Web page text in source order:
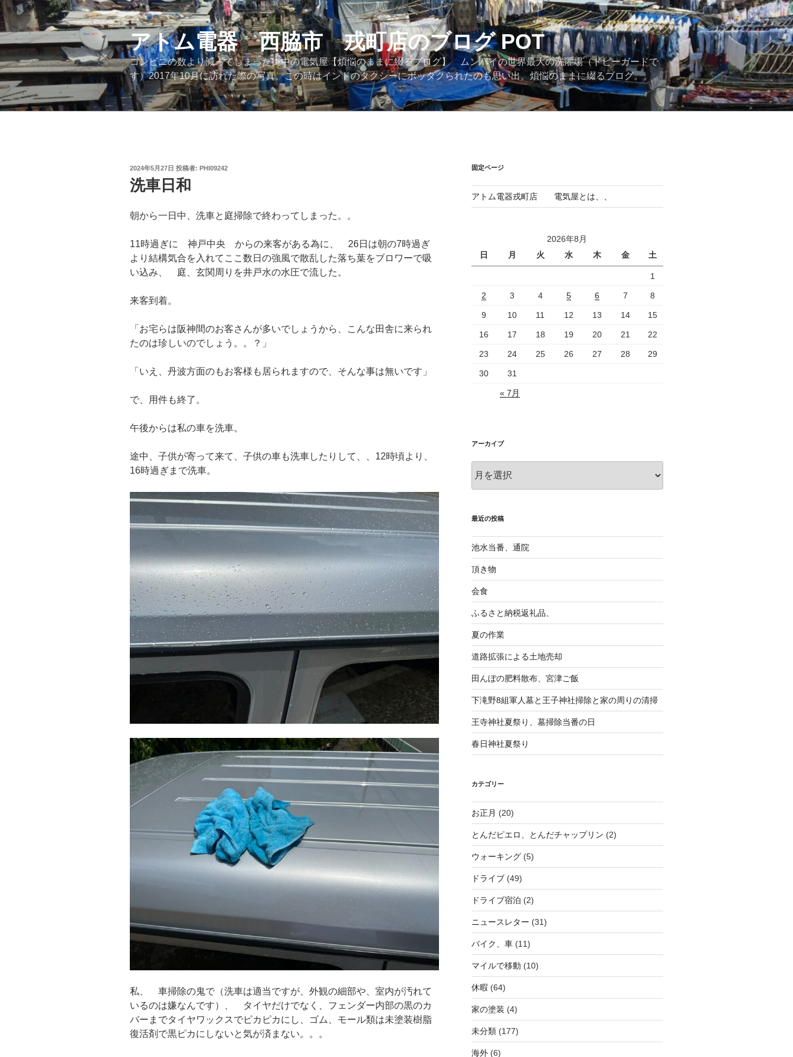
コ
ン
テ
ン
ツ
へ
ス
キ
アトム電器 西脇市 戎町店のブログ POT
コンビニの数より減ってしまった街中の電気屋【煩悩のままに綴るブログ】 ムンバイの世界最大の洗濯場（ドビーガードで
す）2017年10月に訪れた際の写真。この時はインドのタクシーにボッタクられたのも思い出。煩悩のままに綴るブログ。。。
投
稿
日:
2024年5月27日 投稿者: PHI09242
洗車日和
朝から一日中、洗車と庭掃除で終わってしまった。。
11時過ぎに 神戸中央 からの来客がある為に、 26日は朝の7時過ぎ
より結構気合を入れてここ数日の強風で散乱した落ち葉をブロワーで吸
い込み、 庭、玄関周りを井戸水の水圧で流した。
来客到着。
「お宅らは阪神間のお客さんが多いでしょうから、こんな田舎に来られ
たのは珍しいのでしょう。。？」
「いえ、丹波方面のもお客様も居られますので、そんな事は無いです」
で、用件も終了。
午後からは私の車を洗車。
途中、子供が寄って来て、子供の車も洗車したりして、、12時頃より、
16時過ぎまで洗車。
私、 車掃除の鬼で（洗車は適当ですが、外観の細部や、室内が汚れて
いるのは嫌なんです）、 タイヤだけでなく、フェンダー内部の黒のカ
バーまでタイヤワックスでピカピカにし、ゴム、モール類は未塗装樹脂
復活剤で黒ピカにしないと気が済まない。。。
固定ページ
アトム電器戎町店 電気屋とは、、
2026年8月
日
月 火 水 木 金 土
1
2 3 4 5 6 7 8
9 10 11 12 13 14 15
16 17 18 19 20 21 22
23 24 25 26 27 28 29
30 31
« 7月
アーカイブ
ー
ブ
最近の投稿
池水当番、通院
頂き物
会食
ふるさと納税返礼品、
夏の作業
道路拡張による土地売却
田んぼの肥料散布、宮津ご飯
下滝野8組軍人墓と王子神社掃除と家の周りの清掃
王寺神社夏祭り、墓掃除当番の日
春日神社夏祭り
カテゴリー
お正月 (20)
とんだピエロ、とんだチャップリン (2)
ウォーキング(5)
ドライブ(49)
ドライブ宿泊 (2)
ニュースレター (31)
バイク、車(11)
マイルで移動 (10)
休暇 (64)
家の塗装 (4)
未分類(177)
海外(6)